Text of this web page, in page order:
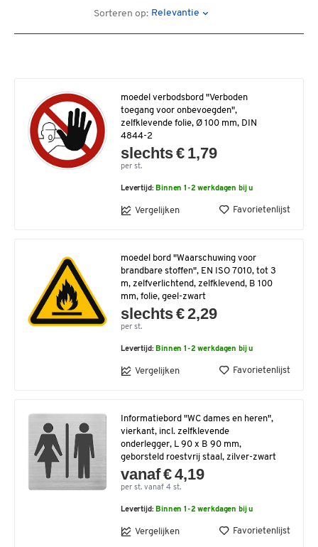
Sorteren op: Relevantie
moedel verbodsbord "Verboden
toegang voor onbevoegden",
zelfklevende folie, Ø 100 mm, DIN
4844-2
slechts € 1,79
per st.
Levertijd: Binnen 1-2 werkdagen bij u
Vergelijken Favorietenlijst
moedel bord "Waarschuwing voor
brandbare stoffen", EN ISO 7010, tot 3
m, zelfverlichtend, zelfklevend, B 100
mm, folie, geel-zwart
slechts € 2,29
per st.
Levertijd: Binnen 1-2 werkdagen bij u
Vergelijken Favorietenlijst
Informatiebord "WC dames en heren",
vierkant, incl. zelfklevende
onderlegger, L 90 x B 90 mm,
geborsteld roestvrij staal, zilver-zwart
vanaf € 4,19
per st. vanaf 4 st.
Levertijd: Binnen 1-2 werkdagen bij u
Vergelijken Favorietenlijst